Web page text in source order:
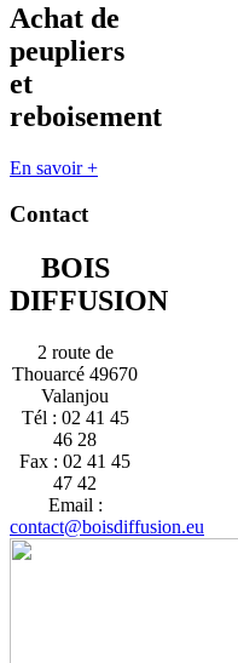
Achat de
peupliers
et
reboisement
En savoir +
Contact
BOIS
DIFFUSION
2 route de
Thouarcé 49670
Valanjou
Tél : 02 41 45
46 28
Fax : 02 41 45
47 42
Email :
contact@boisdiffusion.eu